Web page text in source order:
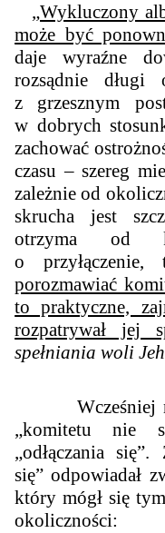
„Wykluczony
może być
daje wyraźne
rozsądnie długi
z grzesznym
w dobrych
zachować
czasu – szereg
zależnie od
skrucha jest
otrzyma od
o
porozmawiać
to praktyczne,
rozpatrywał jej
spełniania woli
Wcześniej nie
„komitetu nie
„odłączania się”.
się” odpowiadał
który mógł się
okoliczności: